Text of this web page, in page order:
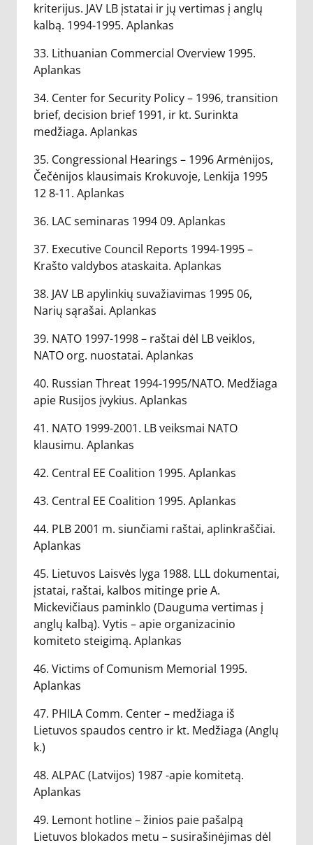
kriterijus. JAV LB įstatai ir jų vertimas į anglų
kalbą. 1994-1995. Aplankas
33. Lithuanian Commercial Overview 1995.
Aplankas
34. Center for Security Policy – 1996, transition
brief, decision brief 1991, ir kt. Surinkta
medžiaga. Aplankas
35. Congressional Hearings – 1996 Armėnijos,
Čečėnijos klausimais Krokuvoje, Lenkija 1995
12 8-11. Aplankas
36. LAC seminaras 1994 09. Aplankas
37. Executive Council Reports 1994-1995 –
Krašto valdybos ataskaita. Aplankas
38. JAV LB apylinkių suvažiavimas 1995 06,
Narių sąrašai. Aplankas
39. NATO 1997-1998 – raštai dėl LB veiklos,
NATO org. nuostatai. Aplankas
40. Russian Threat 1994-1995/NATO. Medžiaga
apie Rusijos įvykius. Aplankas
41. NATO 1999-2001. LB veiksmai NATO
klausimu. Aplankas
42. Central EE Coalition 1995. Aplankas
43. Central EE Coalition 1995. Aplankas
44. PLB 2001 m. siunčiami raštai, aplinkraščiai.
Aplankas
45. Lietuvos Laisvės lyga 1988. LLL dokumentai,
įstatai, raštai, kalbos mitinge prie A.
Mickevičiaus paminklo (Dauguma vertimas į
anglų kalbą). Vytis – apie organizacinio
komiteto steigimą. Aplankas
46. Victims of Comunism Memorial 1995.
Aplankas
47. PHILA Comm. Center – medžiaga iš
Lietuvos spaudos centro ir kt. Medžiaga (Anglų
k.)
48. ALPAC (Latvijos) 1987 -apie komitetą.
Aplankas
49. Lemont hotline – žinios paie pašalpą
Lietuvos blokados metu – susirašinėjimas dėl